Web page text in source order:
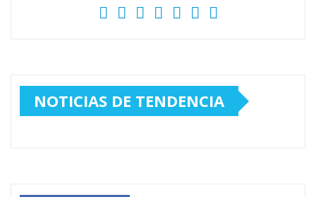
NOTICIAS DE TENDENCIA